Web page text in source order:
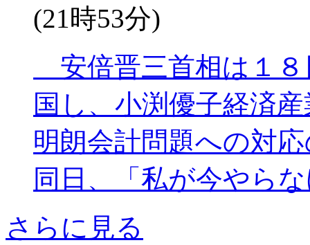
(21時53分)
安倍晋三首相は１８
国し、小渕優子経済
明朗会計問題への対
同日、「私が今やら
さらに見る